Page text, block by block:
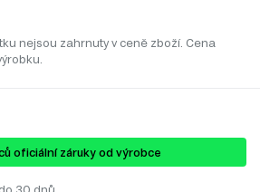
nejsou zahrnuty v ceně zboží. Cena
oficiální záruky od výrobce